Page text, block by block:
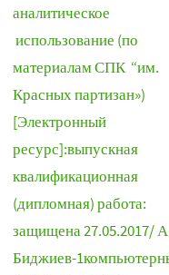
аналитическое
использование (по
материалам СПК “им.
Красных партизан»)
[Электронный
ресурс]:выпускная
квалификационная
(дипломная) работа:
защищена 27.05.2017/
Биджиев-